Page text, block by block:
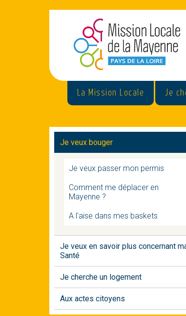
La Mission Locale Je
Je veux bouger
Je veux passer mon permis
Comment me déplacer en
Mayenne ?
A l'aise dans mes baskets
Je veux en savoir plus concernant
Santé
Je cherche un logement
Aux actes citoyens